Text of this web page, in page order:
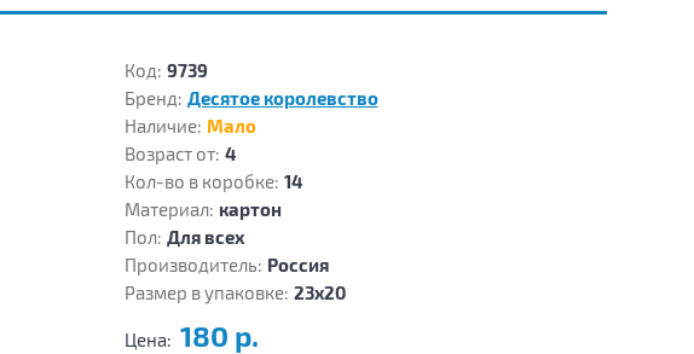
Код: 9739
Бренд: Десятое королевство
Наличие: Мало
Возраст от: 4
Кол-во в коробке: 14
Материал: картон
Пол: Для всех
Производитель: Россия
Размер в упаковке: 23х20
Цена: 180 р.